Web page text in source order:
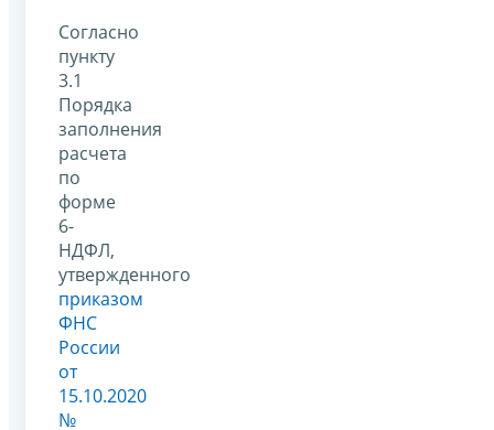
Согласно
пункту
3.1
Порядка
заполнения
расчета
по
форме
6-
НДФЛ,
утвержденного
приказом
ФНС
России
от
15.10.2020
№